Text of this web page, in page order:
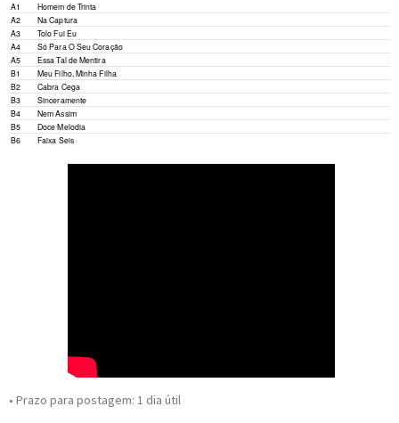
A1
Homem de Trinta
A2
Na Captura
A3
Tolo Fui Eu
A4
Só Para O Seu Coração
A5
Essa Tal de Mentira
B1
Meu Filho, Minha Filha
B2
Cabra Cega
B3
Sinceramente
B4
Nem Assim
B5
Doce Melodia
B6
Faixa Seis
• Prazo para postagem: 1 dia útil